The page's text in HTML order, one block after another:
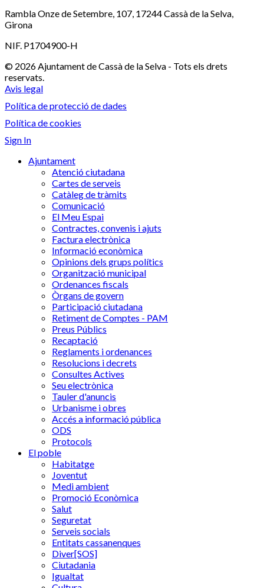
Rambla Onze de Setembre, 107, 17244 Cassà de la Selva,
Girona
NIF. P1704900-H
© 2026 Ajuntament de Cassà de la Selva - Tots els drets
reservats.
Avis legal
Política de protecció de dades
Política de cookies
Sign In
Ajuntament
Atenció ciutadana
Cartes de serveis
Catàleg de tràmits
Comunicació
El Meu Espai
Contractes, convenis i ajuts
Factura electrònica
Informació econòmica
Opinions dels grups polítics
Organització municipal
Ordenances fiscals
Òrgans de govern
Participació ciutadana
Retiment de Comptes - PAM
Preus Públics
Recaptació
Reglaments i ordenances
Resolucions i decrets
Consultes Actives
Seu electrònica
Tauler d'anuncis
Urbanisme i obres
Accés a informació pública
ODS
Protocols
El poble
Habitatge
Joventut
Medi ambient
Promoció Econòmica
Salut
Seguretat
Serveis socials
Entitats cassanenques
Diver[SOS]
Ciutadania
Igualtat